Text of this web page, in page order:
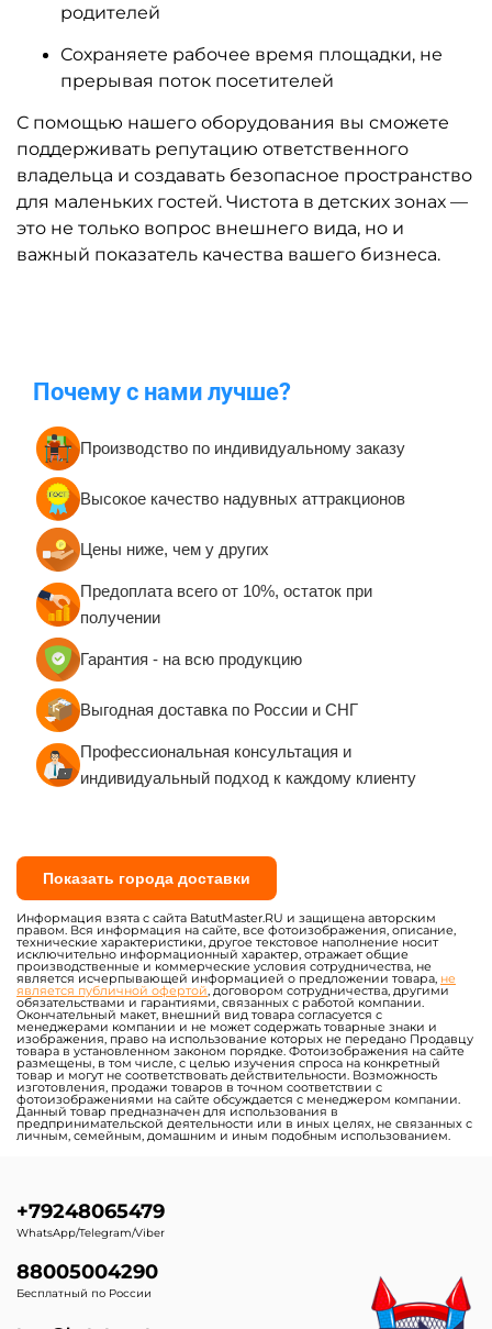
родителей
Сохраняете рабочее время площадки, не
прерывая поток посетителей
С помощью нашего оборудования вы сможете
поддерживать репутацию ответственного
владельца и создавать безопасное пространство
для маленьких гостей. Чистота в детских зонах —
это не только вопрос внешнего вида, но и
важный показатель качества вашего бизнеса.
Почему с нами лучше?
Производство по индивидуальному заказу
Высокое качество надувных аттракционов
Цены ниже, чем у других
Предоплата всего от 10%, остаток при
получении
Гарантия - на всю продукцию
Выгодная доставка по России и СНГ
Профессиональная консультация и
индивидуальный подход к каждому клиенту
Показать города доставки
Информация взята с сайта BatutMaster.RU и защищена авторским
правом. Вся информация на сайте, все фотоизображения, описание,
технические характеристики, другое текстовое наполнение носит
исключительно информационный характер, отражает общие
производственные и коммерческие условия сотрудничества, не
является исчерпывающей информацией о предложении товара, не
является публичной офертой, договором сотрудничества, другими
обязательствами и гарантиями, связанных с работой компании.
Окончательный макет, внешний вид товара согласуется с
менеджерами компании и не может содержать товарные знаки и
изображения, право на использование которых не передано Продавцу
товара в установленном законом порядке. Фотоизображения на сайте
размещены, в том числе, с целью изучения спроса на конкретный
товар и могут не соответствовать действительности. Возможность
изготовления, продажи товаров в точном соответствии с
фотоизображениями на сайте обсуждается с менеджером компании.
Данный товар предназначен для использования в
предпринимательской деятельности или в иных целях, не связанных с
личным, семейным, домашним и иным подобным использованием.
+79248065479
WhatsApp/Telegram/Viber
88005004290
Бесплатный по России